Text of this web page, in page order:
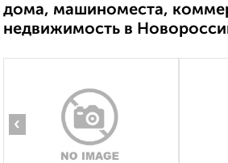
дома, машиноместа,
недвижимость в
‹